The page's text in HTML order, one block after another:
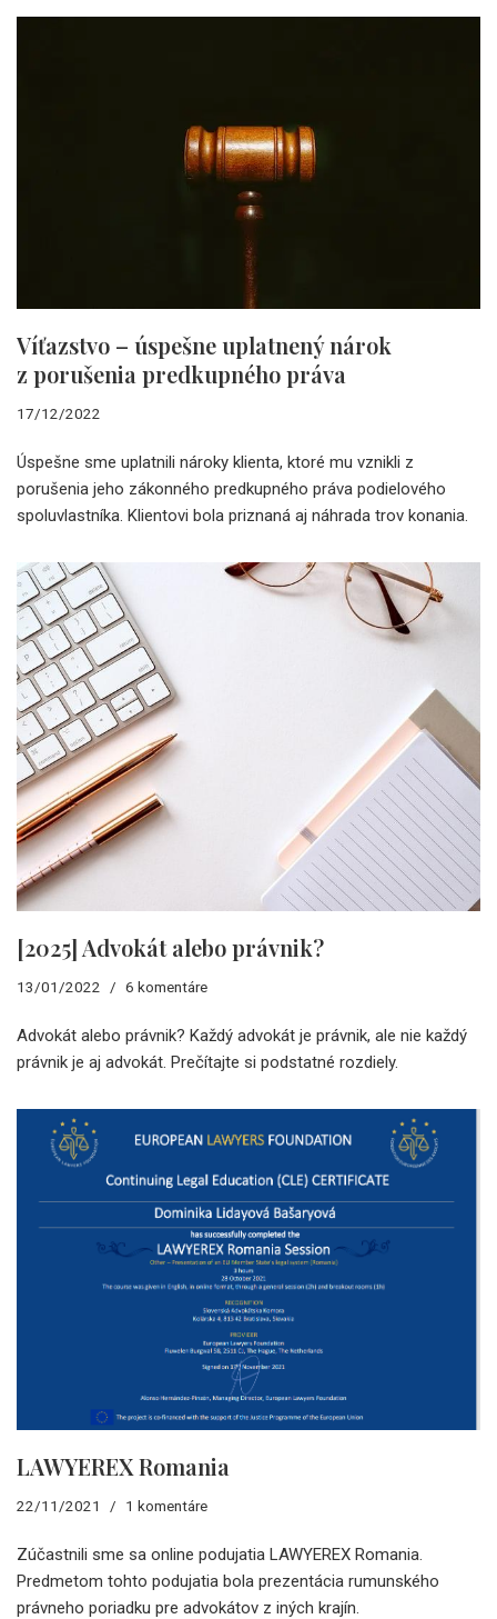
Víťazstvo – úspešne uplatnený nárok
z porušenia predkupného práva
17/12/2022
Úspešne sme uplatnili nároky klienta, ktoré mu vznikli z
porušenia jeho zákonného predkupného práva podielového
spoluvlastníka. Klientovi bola priznaná aj náhrada trov konania.
[2025] Advokát alebo právnik?
13/01/2022 6 komentáre
Advokát alebo právnik? Každý advokát je právnik, ale nie každý
právnik je aj advokát. Prečítajte si podstatné rozdiely.
LAWYEREX Romania
22/11/2021 1 komentáre
Zúčastnili sme sa online podujatia LAWYEREX Romania.
Predmetom tohto podujatia bola prezentácia rumunského
právneho poriadku pre advokátov z iných krajín.